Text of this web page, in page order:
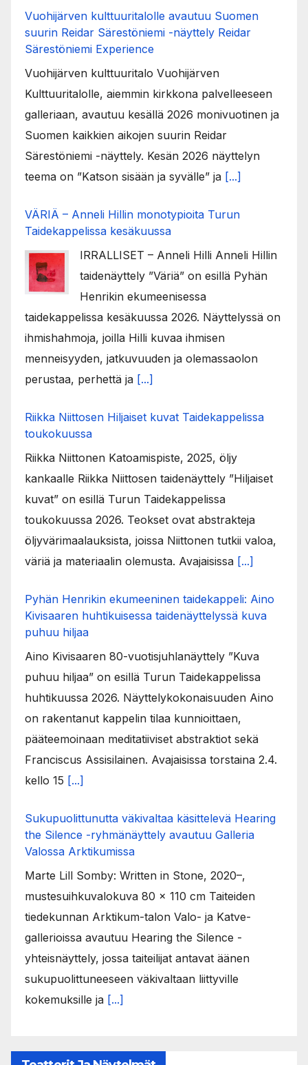
Vuohijärven kulttuuritalolle avautuu Suomen
suurin Reidar Särestöniemi -näyttely Reidar
Särestöniemi Experience
Vuohijärven kulttuuritalo Vuohijärven
Kulttuuritalolle, aiemmin kirkkona palvelleeseen
galleriaan, avautuu kesällä 2026 monivuotinen ja
Suomen kaikkien aikojen suurin Reidar
Särestöniemi -näyttely. Kesän 2026 näyttelyn
teema on ”Katson sisään ja syvälle” ja [...]
VÄRIÄ – Anneli Hillin monotypioita Turun
Taidekappelissa kesäkuussa
IRRALLISET – Anneli Hilli Anneli Hillin
taidenäyttely ”Väriä” on esillä Pyhän
Henrikin ekumeenisessa
taidekappelissa kesäkuussa 2026. Näyttelyssä on
ihmishahmoja, joilla Hilli kuvaa ihmisen
menneisyyden, jatkuvuuden ja olemassaolon
perustaa, perhettä ja [...]
Riikka Niittosen Hiljaiset kuvat Taidekappelissa
toukokuussa
Riikka Niittonen Katoamispiste, 2025, öljy
kankaalle Riikka Niittosen taidenäyttely ”Hiljaiset
kuvat” on esillä Turun Taidekappelissa
toukokuussa 2026. Teokset ovat abstrakteja
öljyvärimaalauksista, joissa Niittonen tutkii valoa,
väriä ja materiaalin olemusta. Avajaisissa [...]
Pyhän Henrikin ekumeeninen taidekappeli: Aino
Kivisaaren huhtikuisessa taidenäyttelyssä kuva
puhuu hiljaa
Aino Kivisaaren 80-vuotisjuhlanäyttely ”Kuva
puhuu hiljaa” on esillä Turun Taidekappelissa
huhtikuussa 2026. Näyttelykokonaisuuden Aino
on rakentanut kappelin tilaa kunnioittaen,
pääteemoinaan meditatiiviset abstraktiot sekä
Franciscus Assisilainen. Avajaisissa torstaina 2.4.
kello 15 [...]
Sukupuolittunutta väkivaltaa käsittelevä Hearing
the Silence -ryhmänäyttely avautuu Galleria
Valossa Arktikumissa
Marte Lill Somby: Written in Stone, 2020–,
mustesuihkuvalokuva 80 x 110 cm Taiteiden
tiedekunnan Arktikum-talon Valo- ja Katve-
gallerioissa avautuu Hearing the Silence -
yhteisnäyttely, jossa taiteilijat antavat äänen
sukupuolittuneeseen väkivaltaan liittyville
kokemuksille ja [...]